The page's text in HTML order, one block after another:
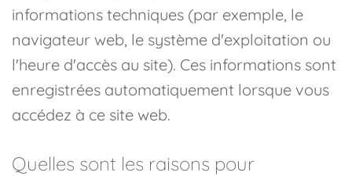
informations techniques (par exemple, le
navigateur web, le système d'exploitation ou
l'heure d'accès au site). Ces informations sont
enregistrées automatiquement lorsque vous
accédez à ce site web.
Quelles sont les raisons pour